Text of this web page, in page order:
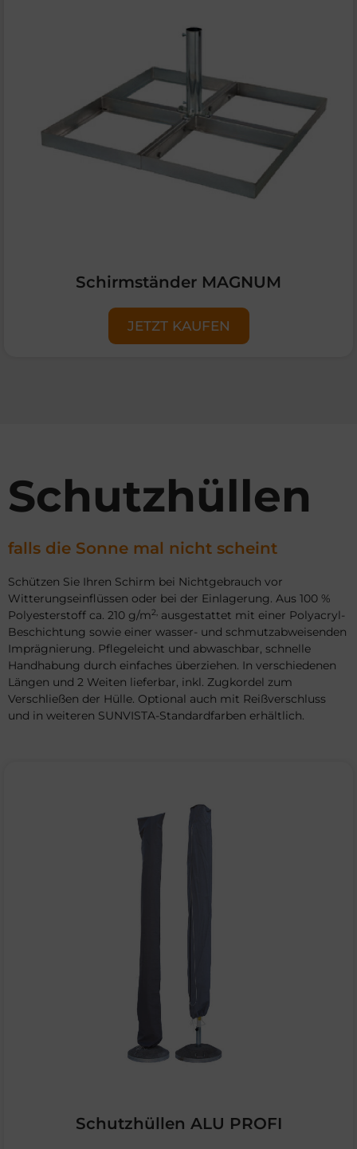
Schirmständer MAGNUM
JETZT KAUFEN
Schutzhüllen
falls die Sonne mal nicht scheint
Schützen Sie Ihren Schirm bei Nichtgebrauch vor
Witterungseinflüssen oder bei der Einlagerung. Aus 100 %
Polyesterstoff ca. 210 g/m2, ausgestattet mit einer Polyacryl-
Beschichtung sowie einer wasser- und schmutzabweisenden
Imprägnierung. Pflegeleicht und abwaschbar, schnelle
Handhabung durch einfaches überziehen. In verschiedenen
Längen und 2 Weiten lieferbar, inkl. Zugkordel zum
Verschließen der Hülle. Optional auch mit Reißverschluss
und in weiteren SUNVISTA-Standardfarben erhältlich.
Schutzhüllen ALU PROFI